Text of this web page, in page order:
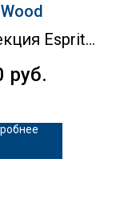
Esprit
руб.